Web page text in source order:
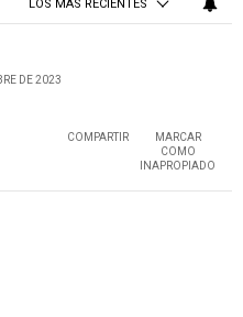
LOS MÁS RECIENTES
DE 2023
COMPARTIR
MARCAR
COMO
INAPROPIADO